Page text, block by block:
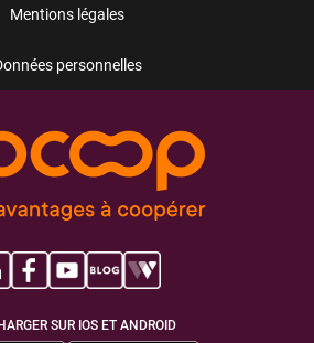
Mentions légales
personnelles
SUR IOS ET ANDROID